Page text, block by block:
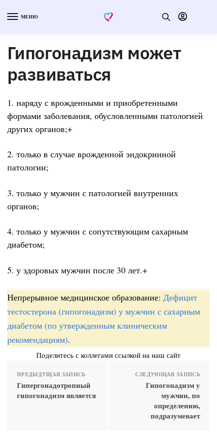
МЕНЮ
Гипогонадизм может
развиваться
1. наряду с врожденными и приобретенными
формами заболевания, обусловленными патологией
других органов;+
2. только в случае врожденной эндокринной
патологии;
3. только у мужчин с патологией внутренних
органов;
4. только у мужчин с сопутствующим сахарным
диабетом;
5. у здоровых мужчин после 30 лет.+
Непрерывное медицинское образование: Дефицит
тестостерона (гипогонадизм) у мужчин с сахарным
диабетом (по утвержденным клиническим
рекомендациям).
Поделитесь с коллегами ссылкой на наш сайт
ПРЕДЫДУЩАЯ ЗАПИСЬ
Гипергонадотропный
гипогонадизм является
СЛЕДУЮЩАЯ ЗАПИСЬ
Гипогонадизм у
мужчин, по
определению,
подразумевает